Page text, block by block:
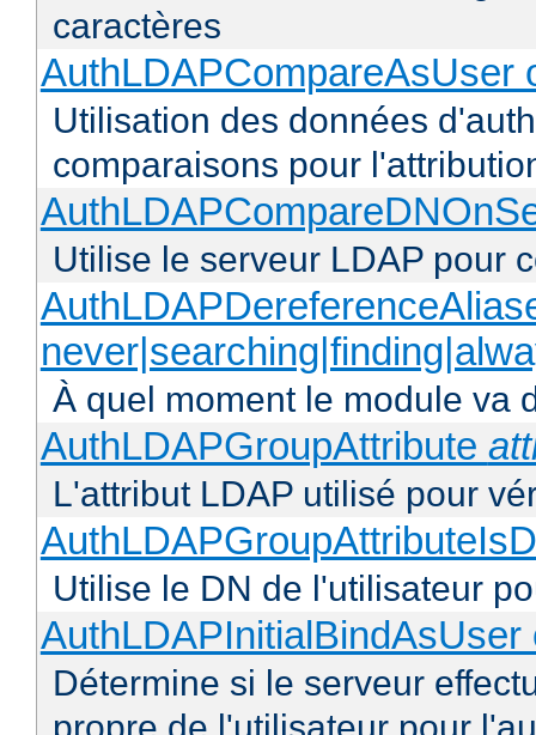
caractères
AuthLDAPCompareAsUser
Utilisation des données
comparaisons pour
Utilise le serveur LDAP pour
À quel moment le module va
AuthLDAPGroupAttribute
L'attribut LDAP utilisé pour
Utilise le DN de l'utilisateur
AuthLDAPInitialBindAsUser
Détermine si le serveur